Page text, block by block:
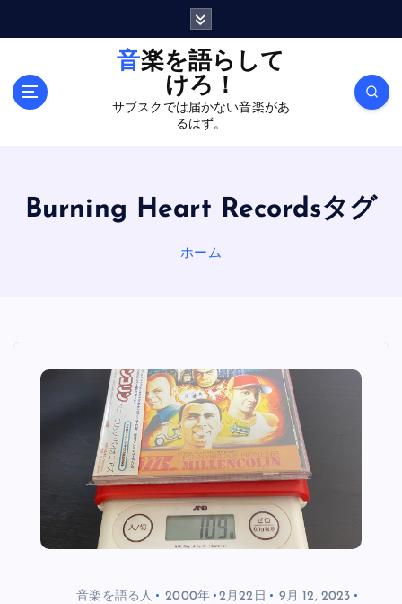
音楽を語らして
けろ！
サブスクでは届かない音楽があ
るはず。
Burning Heart Recordsタグ
ホーム
音楽を語る人 2000年 2月22日
9月 12, 2023